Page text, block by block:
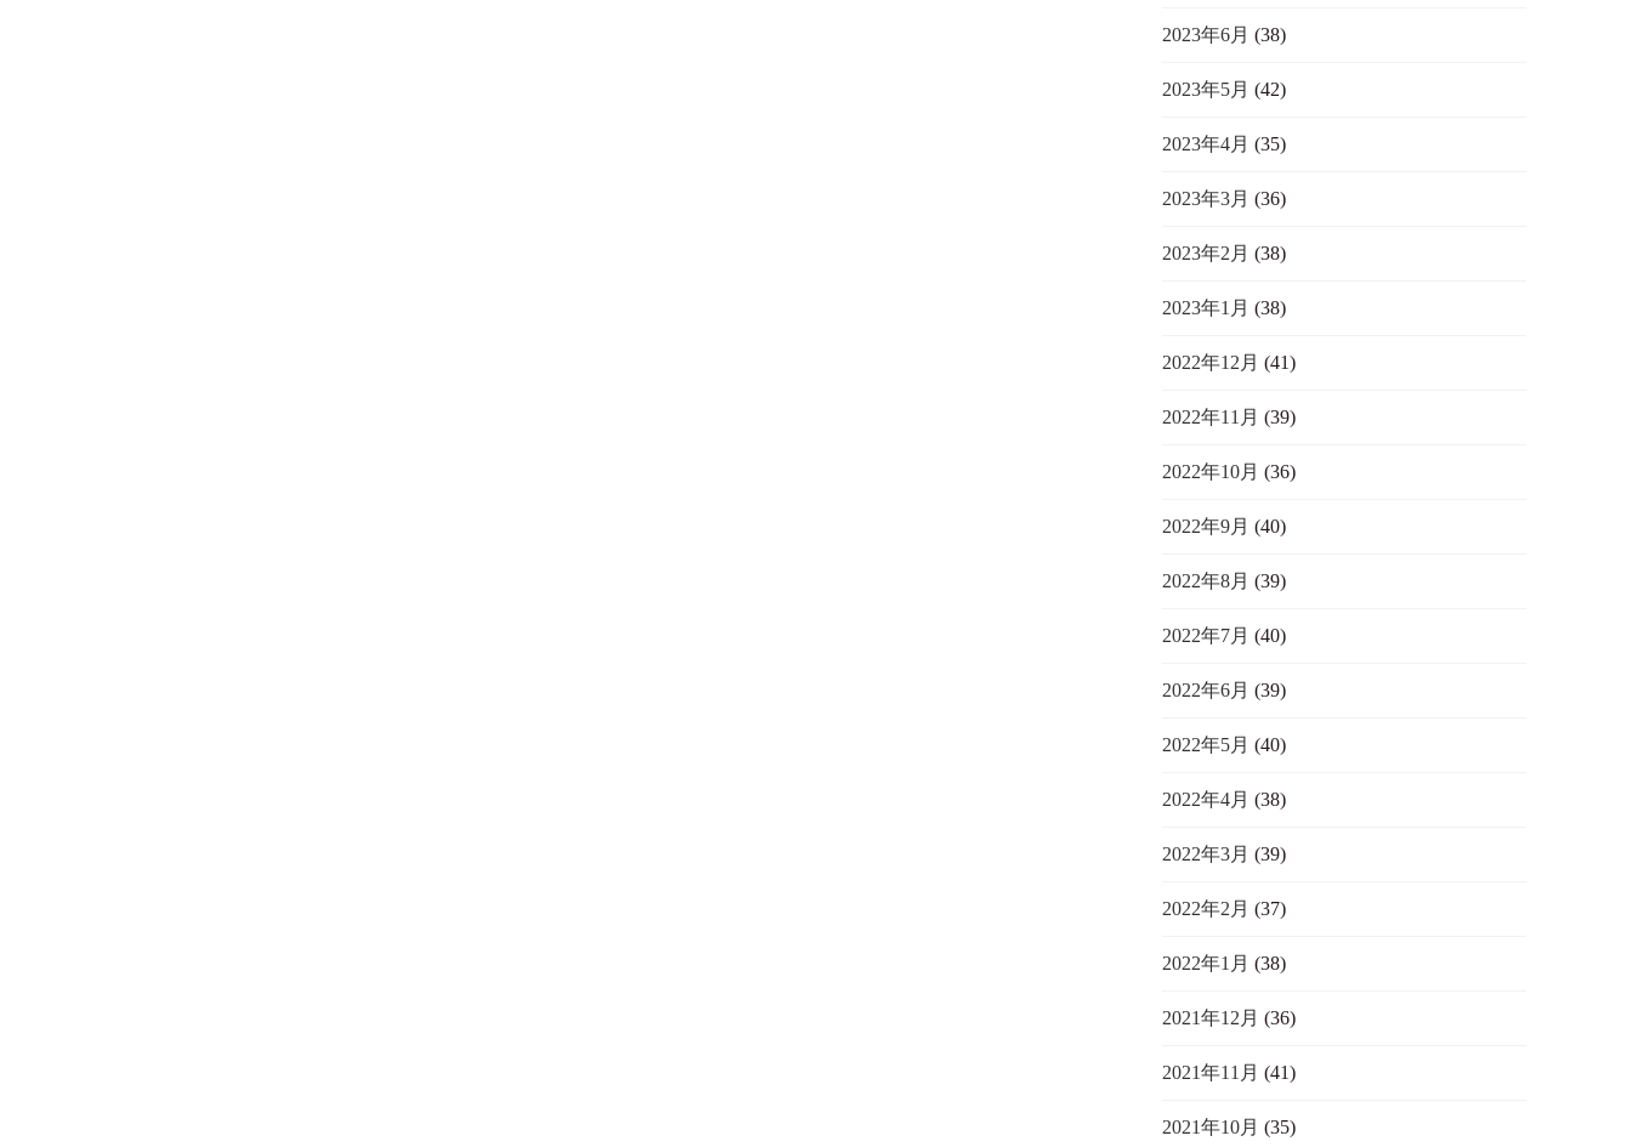
2023年6月 (38)
2023年5月 (42)
2023年4月 (35)
2023年3月 (36)
2023年2月 (38)
2023年1月 (38)
2022年12月 (41)
2022年11月 (39)
2022年10月 (36)
2022年9月 (40)
2022年8月 (39)
2022年7月 (40)
2022年6月 (39)
2022年5月 (40)
2022年4月 (38)
2022年3月 (39)
2022年2月 (37)
2022年1月 (38)
2021年12月 (36)
2021年11月 (41)
2021年10月 (35)